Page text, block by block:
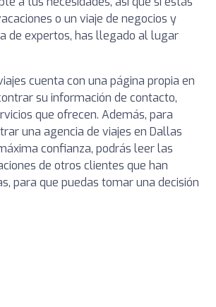
o un viaje de negocios y
de expertos, has llegado al lugar
cuenta con una página propia en
su información de contacto,
que ofrecen. Además, para
una agencia de viajes en Dallas
confianza, podrás leer las
de otros clientes que han
para que puedas tomar una decisión